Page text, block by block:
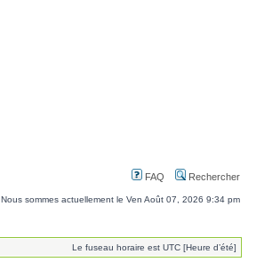
FAQ Rechercher
Nous sommes actuellement le Ven Août 07, 2026 9:34 pm
Le fuseau horaire est UTC [Heure d’été]